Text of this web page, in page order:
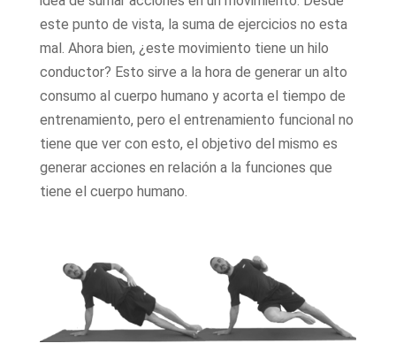
este punto de vista, la suma de ejercicios no esta
mal. Ahora bien, ¿este movimiento tiene un hilo
conductor? Esto sirve a la hora de generar un alto
consumo al cuerpo humano y acorta el tiempo de
entrenamiento, pero el entrenamiento funcional no
tiene que ver con esto, el objetivo del mismo es
generar acciones en relación a la funciones que
tiene el cuerpo humano.